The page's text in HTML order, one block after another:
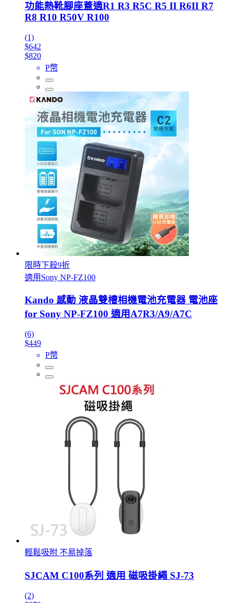
功能熱靴腳座蓋適R1 R3 R5C R5 II R6II R7
R8 R10 R50V R100
(1)
$642
$820
P幣
限時下殺9折
適用Sony NP-FZ100
Kando 感動 液晶雙槽相機電池充電器 電池座
for Sony NP-FZ100 適用A7R3/A9/A7C
(6)
$449
P幣
輕鬆吸附 不易掉落
SJCAM C100系列 適用 磁吸掛繩 SJ-73
(2)